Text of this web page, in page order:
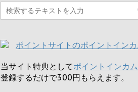
当サイト特典としてポイントインカム
登録するだけで300円 もらえます。